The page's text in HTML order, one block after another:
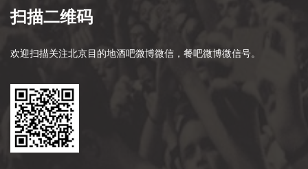
扫描二维码
欢迎扫描关注北京目的地酒吧微博微信，餐吧微博微信号。